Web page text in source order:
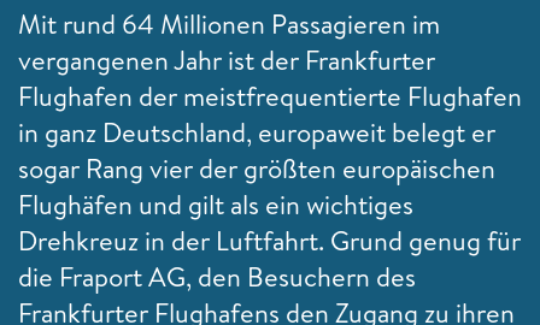
Mit rund 64 Millionen Passagieren im
vergangenen Jahr ist der Frankfurter
Flughafen der meistfrequentierte Flughafen
in ganz Deutschland, europaweit belegt er
sogar Rang vier der größten europäischen
Flughäfen und gilt als ein wichtiges
Drehkreuz in der Luftfahrt. Grund genug für
die Fraport AG, den Besuchern des
Frankfurter Flughafens den Zugang zu ihren